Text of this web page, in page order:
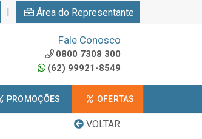
| Área do Representante
Fale Conosco
0800 7308 300
(62) 99921-8549
PROMOÇÕES OFERTAS
VOLTAR